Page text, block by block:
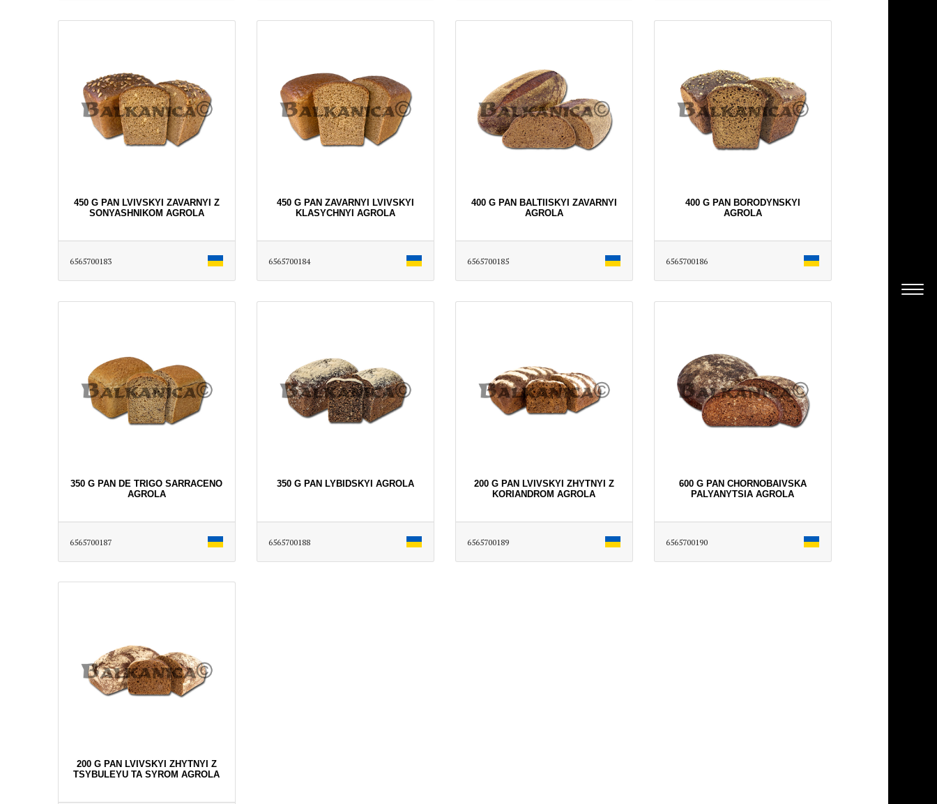
450 G PAN LVІVSKYI ZAVARNYI Z
SONYASHNIKOM AGROLA
6565700183
450 G PAN ZAVARNYI LVІVSKYI
KLASYCHNYI AGROLA
6565700184
400 G PAN BALTIISKYI ZAVARNYI
AGROLA
6565700185
400 G PAN BORODYNSKYI
AGROLA
6565700186
350 G PAN DE TRIGO SARRACENO
AGROLA
6565700187
350 G PAN LYBIDSKYI AGROLA
6565700188
200 G PAN LVIVSKYI ZHYTNYI Z
KORIANDROM AGROLA
6565700189
600 G PAN CHORNOBAIVSKA
PALYANYTSIA AGROLA
6565700190
200 G PAN LVIVSKYI ZHYTNYI Z
TSYBULEYU TA SYROM AGROLA